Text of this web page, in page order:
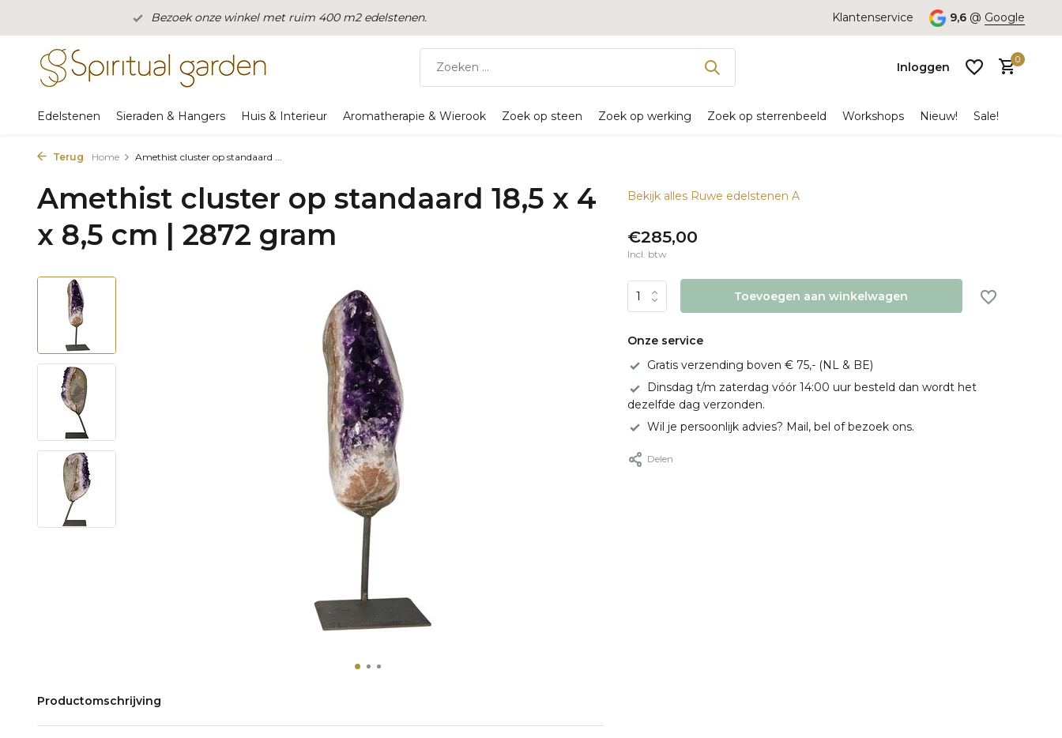
Bezoek onze winkel met ruim 400 m2 edelstenen. Klantenservice 9,6 @ Google
Inloggen
0
Edelstenen Sieraden & Hangers Huis & Interieur Aromatherapie & Wierook Zoek op steen Zoek op werking Zoek op sterrenbeeld Workshops Nieuw! Sale!
Terug Home Amethist cluster op standaard ...
Amethist cluster op standaard 18,5 x 4
x 8,5 cm | 2872 gram
Productomschrijving
Bekijk alles Ruwe edelstenen A
€285,00
Incl. btw
Toevoegen aan winkelwagen
Onze service
Gratis verzending boven € 75,- (NL & BE)
Dinsdag t/m zaterdag vóór 14:00 uur besteld dan wordt het
dezelfde dag verzonden.
Wil je persoonlijk advies? Mail, bel of bezoek ons.
Delen